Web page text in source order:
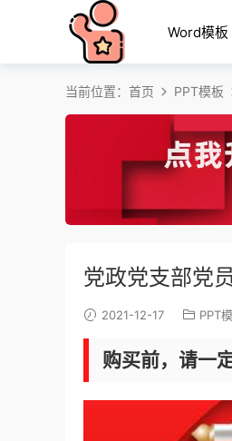
Word模板
当前位置： 首页 PPT模板
党政党支部党
2021-12-17 PPT
购买前，请一